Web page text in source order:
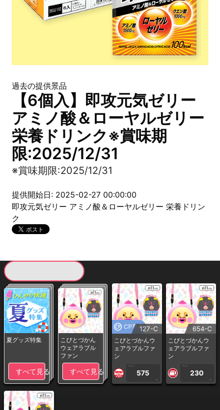
過去の提供景品
【6個入】即攻元気ゼリー
アミノ酸＆ローヤルゼリー
栄養ドリンク※賞味期
限:2025/12/31
※賞味期限:2025/12/31
提供開始日: 2025-02-27 00:00:00
即攻元気ゼリー アミノ酸＆ローヤルゼリー 栄養ドリン
ク
夏グッズ特集
すべて見る
こびとづかん
ウェアラブル
ファン
すべて見る
CP専用127-C
こびとづかんウ
ェアラブルファ
ン
1PLAY
575
CP
654-C
こびとづかんウ
ェアラブルファ
ン
1PLAY
230
CP